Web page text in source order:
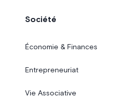
Société
Économie & Finances
Entrepreneuriat
Vie Associative